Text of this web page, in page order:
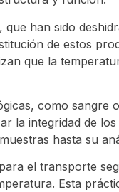
han sido
de estos
que la
como sangre
la integridad de
hasta su
el transporte
Esta